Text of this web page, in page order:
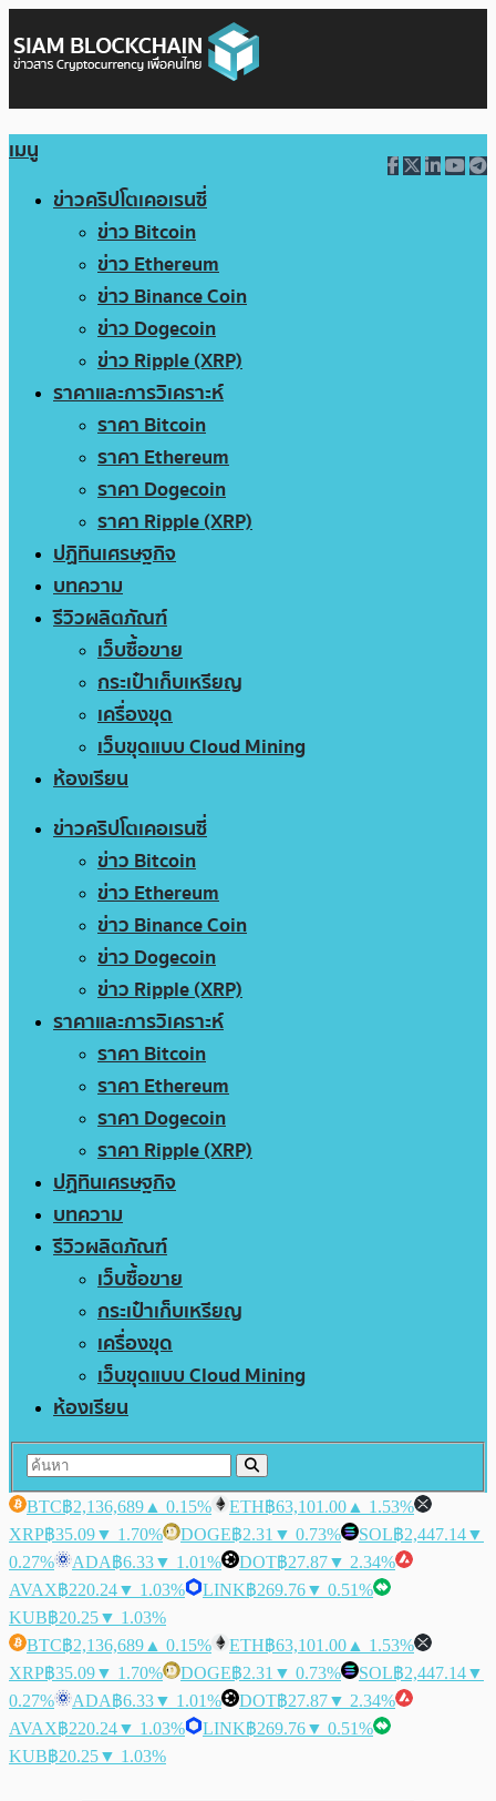
เมนู
ข่าวคริปโตเคอเรนซี่
ข่าว Bitcoin
ข่าว Ethereum
ข่าว Binance Coin
ข่าว Dogecoin
ข่าว Ripple (XRP)
ราคาและการวิเคราะห์
ราคา Bitcoin
ราคา Ethereum
ราคา Dogecoin
ราคา Ripple (XRP)
ปฏิทินเศรษฐกิจ
บทความ
รีวิวผลิตภัณฑ์
เว็บซื้อขาย
กระเป๋าเก็บเหรียญ
เครื่องขุด
เว็บขุดแบบ Cloud Mining
ห้องเรียน
ข่าวคริปโตเคอเรนซี่
ข่าว Bitcoin
ข่าว Ethereum
ข่าว Binance Coin
ข่าว Dogecoin
ข่าว Ripple (XRP)
ราคาและการวิเคราะห์
ราคา Bitcoin
ราคา Ethereum
ราคา Dogecoin
ราคา Ripple (XRP)
ปฏิทินเศรษฐกิจ
บทความ
รีวิวผลิตภัณฑ์
เว็บซื้อขาย
กระเป๋าเก็บเหรียญ
เครื่องขุด
เว็บขุดแบบ Cloud Mining
ห้องเรียน
BTC฿2,136,689 ▲ 0.15% ETH฿63,101.00 ▲ 1.53%
XRP฿35.09▼ 1.70% DOGE฿2.31 ▼ 0.73% SOL฿2,447.14▼
0.27%
ADA฿6.33▼ 1.01% DOT฿27.87▼ 2.34%
AVAX฿220.24▼ 1.03% LINK฿269.76▼ 0.51%
KUB฿20.25▼ 1.03%
BTC฿2,136,689 ▲ 0.15% ETH฿63,101.00 ▲ 1.53%
XRP฿35.09▼ 1.70% DOGE฿2.31 ▼ 0.73% SOL฿2,447.14▼
0.27%
ADA฿6.33▼ 1.01% DOT฿27.87▼ 2.34%
AVAX฿220.24▼ 1.03% LINK฿269.76▼ 0.51%
KUB฿20.25▼ 1.03%